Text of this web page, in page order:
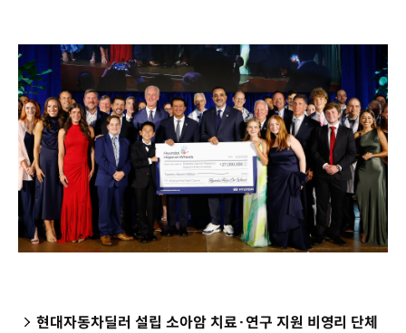
현대자동차­딜러 설립 소아암 치료·연구 지원 비영리 단체